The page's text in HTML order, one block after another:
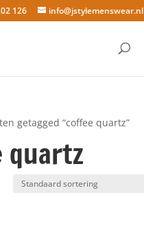
126 info@jstylemenswear.nl
getagged “coffee quartz”
quartz